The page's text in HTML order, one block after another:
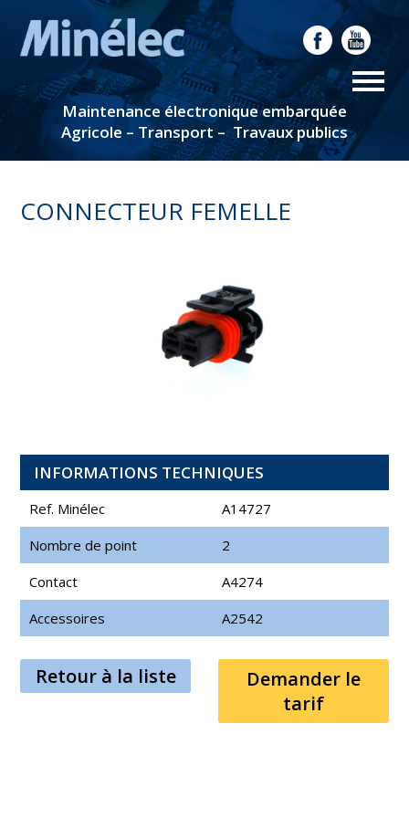
Maintenance électronique embarquée
Agricole – Transport – Travaux publics
CONNECTEUR FEMELLE
INFORMATIONS TECHNIQUES
Ref. Minélec
A14727
Nombre de point
2
Contact
A4274
Accessoires
A2542
Retour à la liste
Demander le
tarif